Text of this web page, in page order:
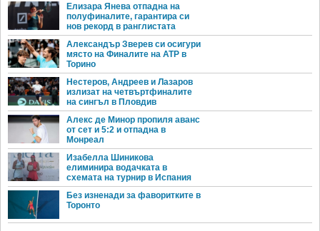
Елизара Янева отпадна на
полуфиналите, гарантира си
нов рекорд в ранглистата
Александър Зверев си осигури
място на Финалите на ATP в
Торино
Нестеров, Андреев и Лазаров
излизат на четвъртфиналите
на сингъл в Пловдив
Алекс де Минор пропиля аванс
от сет и 5:2 и отпадна в
Монреал
Изабелла Шиникова
елиминира водачката в
схемата на турнир в Испания
Без изненади за фаворитките в
Торонто